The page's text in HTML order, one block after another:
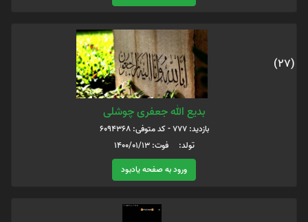
(27)
بدیع الله جعفری چوشلی
بازدید: 777 - کد متوفی: 6094368
تولد: فوت: 1400/01/13
ورود به صفحه یادبود